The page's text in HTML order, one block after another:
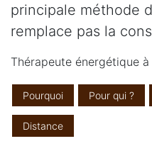
principale méthode
remplace pas la
Thérapeute énergétique
Pourquoi Pour qui ?
Distance